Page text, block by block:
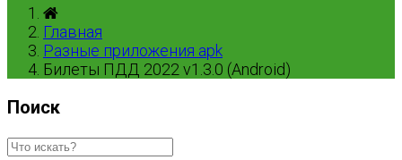
Главная
Разные приложения apk
Билеты ПДД 2022 v1.3.0 (Android)
Поиск